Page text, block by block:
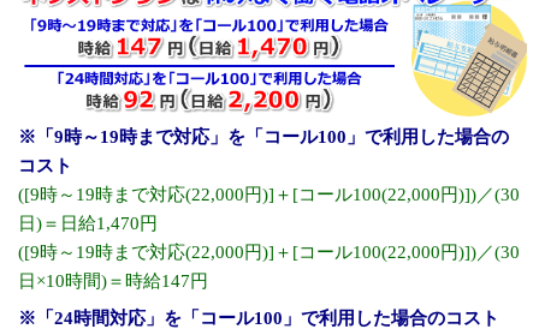
※「9時～19時まで対応」を「コール100」で利用した場合の
コスト
([9時～19時まで対応(22,000円)]＋[コール100(22,000円)])／(30
日)＝日給1,470円
([9時～19時まで対応(22,000円)]＋[コール100(22,000円)])／(30
日×10時間)＝時給147円
※「24時間対応」を「コール100」で利用した場合のコスト